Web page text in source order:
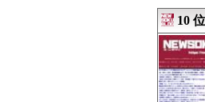
08/07
08/07
08/07
08/07
08/07
08/07
10